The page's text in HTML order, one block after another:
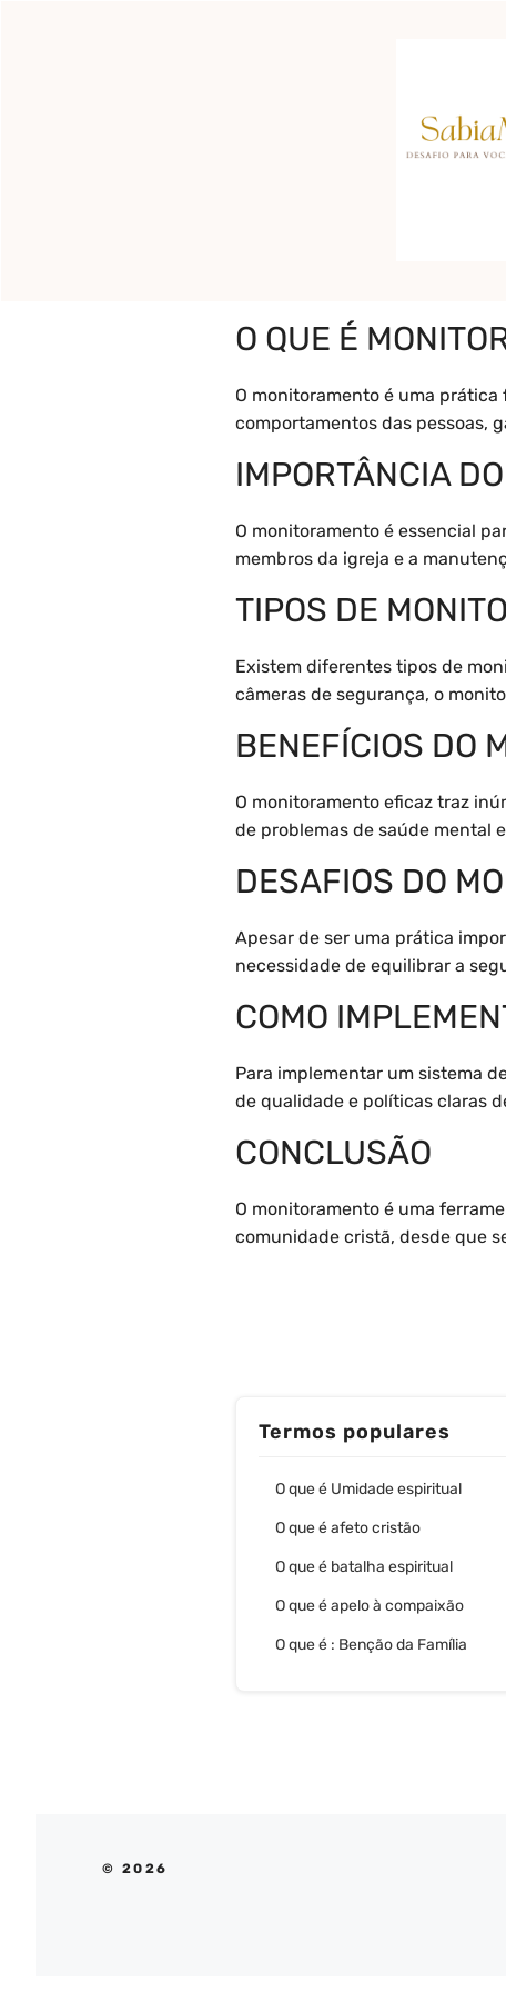
O QUE É
O monitoramento é uma
comportamentos das pessoas,
IMPORTÂNCIA
O monitoramento é essencial
membros da igreja e a
TIPOS DE
Existem diferentes tipos de
câmeras de segurança, o
BENEFÍCIOS DO
O monitoramento eficaz traz
de problemas de saúde mental
DESAFIOS DO
Apesar de ser uma prática
necessidade de equilibrar a
COMO
Para implementar um sistema
de qualidade e políticas claras
CONCLUSÃO
O monitoramento é uma
comunidade cristã, desde que
Termos populares
O que é Umidade espiritual
O que é afeto cristão
O que é batalha espiritual
O que é apelo à compaixão
O que é : Benção da Família
© 2026